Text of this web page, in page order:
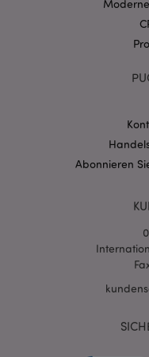
Abonnieren
mage-cache-